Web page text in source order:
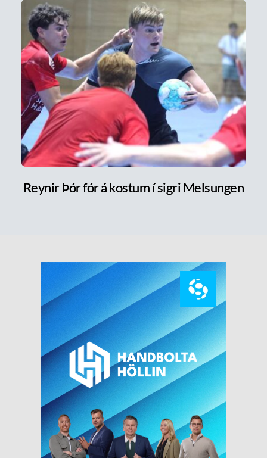
Reynir Þór fór á kostum í sigri Melsungen